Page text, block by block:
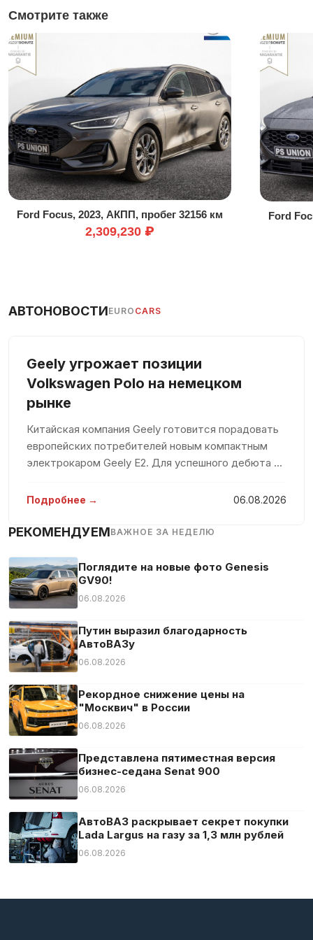
Смотрите также
Ford Focus, 2023, АКПП, пробег 32156 км
2,309,230 ₽
Ford
АВТОНОВОСТИEURO CARS
Geely угрожает позиции
Volkswagen Polo на немецком
рынке
Китайская компания Geely готовится порадовать
европейских потребителей новым компактным
электрокаром Geely E2. Для успешного дебюта на
стремясь захватить значительную долю среди
Подробнее → 06.08.2026
РЕКОМЕНДУЕМВАЖНОЕ ЗА НЕДЕЛЮ
Поглядите на новые фото Genesis
GV90!
06.08.2026
Путин выразил благодарность
АвтоВАЗу
06.08.2026
Рекордное снижение цены на
"Москвич" в России
06.08.2026
Представлена пятиместная версия
бизнес-седана Senat 900
06.08.2026
АвтоВАЗ раскрывает секрет покупки
Lada Largus на газу за 1,3 млн рублей
06.08.2026